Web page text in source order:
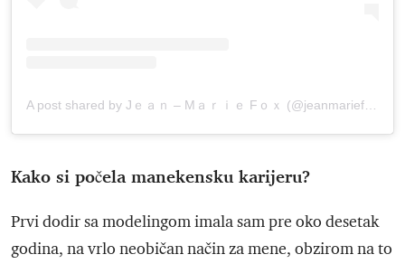
Kako si počela manekensku karijeru?
Prvi dodir sa modelingom imala sam pre oko desetak
godina, na vrlo neobičan način za mene, obzirom na to